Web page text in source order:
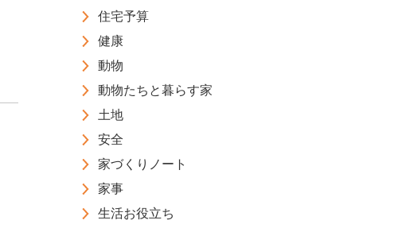
住宅予算
健康
動物
動物たちと暮らす家
土地
安全
家づくりノート
家事
生活お役立ち